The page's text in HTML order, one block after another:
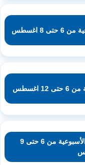
اغسطس
اغسطس
عروض نستو هايبر ماركت الأسبوعية من 6 حتى 9